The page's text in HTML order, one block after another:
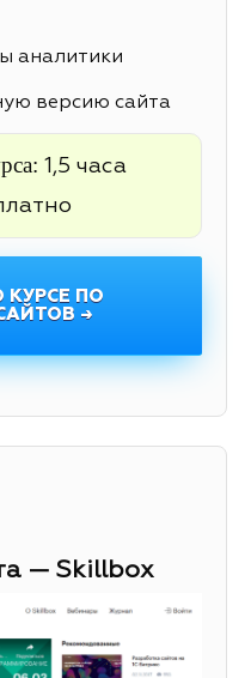
аналитики
версию сайта
1,5 часа
КУРСЕ ПО
→
— Skillbox